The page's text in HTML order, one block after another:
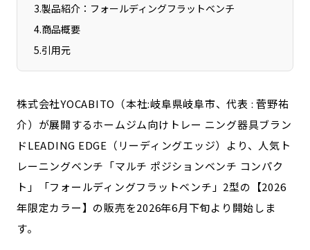
山口エリア
徳島エリア
香川エリア
高知エリア
佐賀エリア
長崎エリア
熊本エリア
大分エリア
宮崎エリア
鹿児島エリア
沖縄エリア
カテゴリから探す
3.製品紹介：フォールディングフラットベンチ
4.商品概要
5.引用元
株式会社YOCABITO（本社:岐阜県岐阜市、代表 : 菅野祐
介）が展開するホームジム向けトレー ニング器具ブラン
ドLEADING EDGE（リーディングエッジ）より、人気ト
レーニングベンチ「マルチ ポジションベンチ コンパク
ト」「フォールディングフラットベンチ」2型の【2026
年限定カラー】の販売を2026年6月下旬より開始しま
す。